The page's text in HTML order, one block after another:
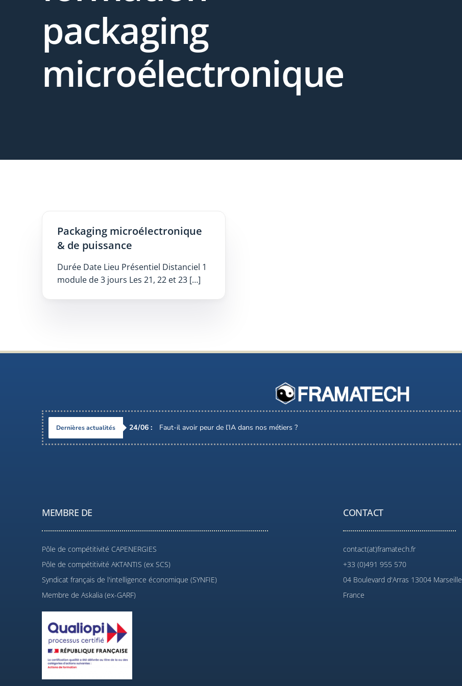
packaging
microélectronique
Packaging microélectronique
& de puissance
Durée Date Lieu Présentiel Distanciel 1
module de 3 jours Les 21, 22 et 23 […]
Dernières actualités 24/06 : Faut-il avoir peur de l’IA dans nos métiers ?
MEMBRE DE
Pôle de compétitivité CAPENERGIES
Pôle de compétitivité AKTANTIS (ex SCS)
Syndicat français de l'intelligence économique (SYNFIE)
Membre de Askalia (ex-GARF)
CONTACT
contact(at)framatech.fr
+33 (0)491 955 570
04 Boulevard d'Arras 13004 Marseille
France